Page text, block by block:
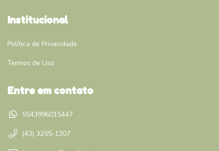
Institucional
Política de Privacidade
Termos de Uso
Entre em contato
5543996015447
(43) 3255-1307